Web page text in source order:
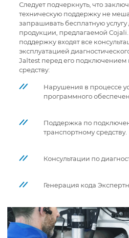
Следует подчеркнуть, что
техническую поддержку не
запрашивать бесплатную
продукции, предлагаемой
поддержку входят все
эксплуатацией
Jaltest перед его подключением
средству:
Нарушения в процессе
программного
Поддержка по
транспортному средству.
Консультации по
Генерация кода